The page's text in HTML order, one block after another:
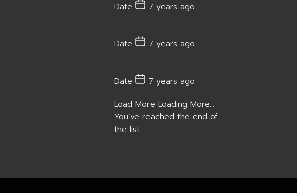
Date 7 years ago
Date 7 years ago
Date
7 years ago
Load More Loading More...
You’ve reached the end of
the list